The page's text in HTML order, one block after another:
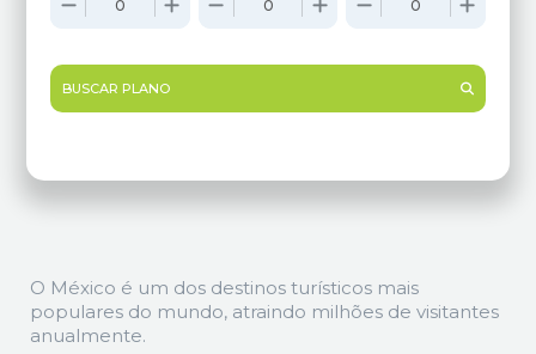
BUSCAR PLANO
O México é um dos destinos turísticos mais
populares do mundo, atraindo milhões de visitantes
anualmente.